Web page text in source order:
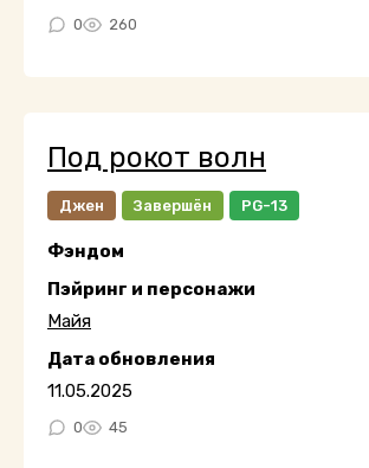
0 260
Под рокот волн
Джен Завершён PG-13
Фэндом
Пэйринг и персонажи
Майя
Дата обновления
11.05.2025
0 45